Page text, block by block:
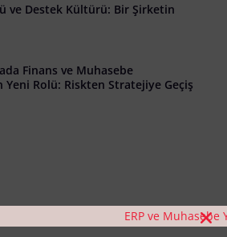
ve Destek Kültürü: Bir Şirketin
Finans ve Muhasebe
Yeni Rolü: Riskten Stratejiye Geçiş